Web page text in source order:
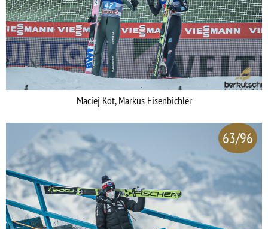
Maciej Kot, Markus Eisenbichler
63/96